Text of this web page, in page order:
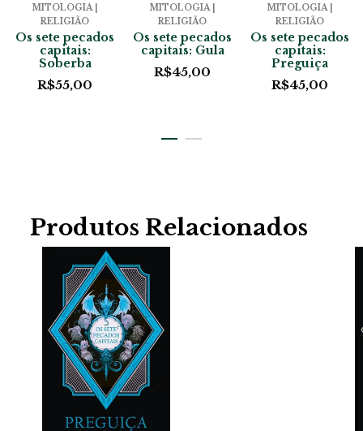
MITOLOGIA |
RELIGIÃO
Os sete pecados
capitais:
Soberba
R$55,00
MITOLOGIA |
RELIGIÃO
Os sete pecados
capitais: Gula
R$45,00
MITOLOGIA |
RELIGIÃO
Os sete pecados
capitais:
Preguiça
R$45,00
Produtos Relacionados